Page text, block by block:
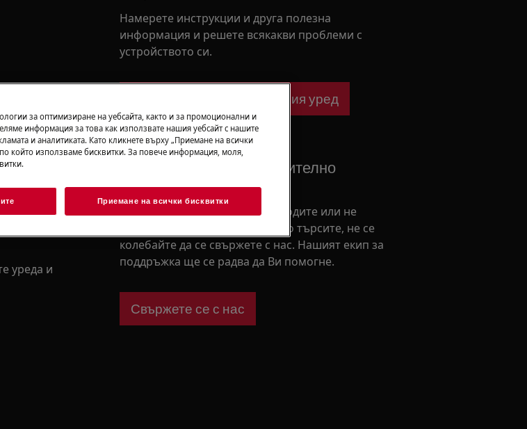
за
дейност.
уреда и
Намерете инструкции и друга полезна
информация и решете всякакви проблеми с
устройството си.
Свалете упътване за Вашия уред
Имате нужда от допълнително
съдействие?
Ако не сте сигурни как да подходите или не
можете да откриете това, което търсите, не се
колебайте да се свържете с нас. Нашият екип за
поддръжка ще се радва да Ви помогне.
Свържете се с нас
за оптимизиране на уебсайта, както и за промоционални и
информация за това как използвате нашия уебсайт с нашите
и аналитиката. Като кликнете върху „Приемане на всички
по който използваме бисквитки. За повече информация, моля,
Приемане на всички бисквитки